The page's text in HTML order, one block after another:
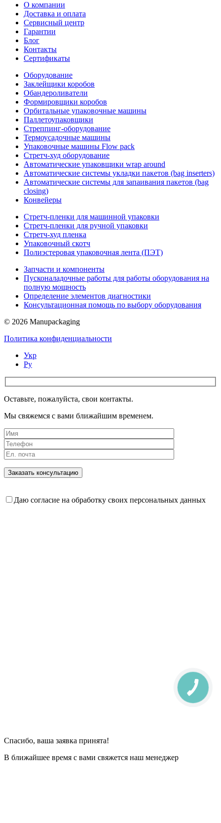
О компании
Доставка и оплата
Сервисный центр
Гарантии
Блог
Контакты
Сертификаты
Оборудование
Заклейщики коробов
Обандероливатели
Формировщики коробов
Орбитальные упаковочные машины
Паллетоупаковщики
Стреппинг-оборудование
Термоусадочные машины
Упаковочные машины Flow pack
Стретч-худ оборудование
Автоматические упаковщики wrap around
Автоматические системы укладки пакетов (bag inserters)
Автоматические системы для запаивания пакетов (bag
closing)
Конвейеры
Стретч-пленки для машинной упаковки
Стретч-пленки для ручной упаковки
Стретч-худ пленка
Упаковочный скотч
Полиэстеровая упаковочная лента (ПЭТ)
Запчасти и компоненты
Пусконаладочные работы для работы оборудования на
полную мощность
Определение элементов диагностики
Консультационная помощь по выбору оборудования
© 2026 Manupackaging
Политика конфиденциальности
Укр
Ру
Оставьте, пожалуйста, свои контакты.
Мы свяжемся с вами ближайшим временем.
Даю согласие на обработку своих персональных данных
Спасибо, ваша заявка принята!
В ближайшее время с вами свяжется наш менеджер